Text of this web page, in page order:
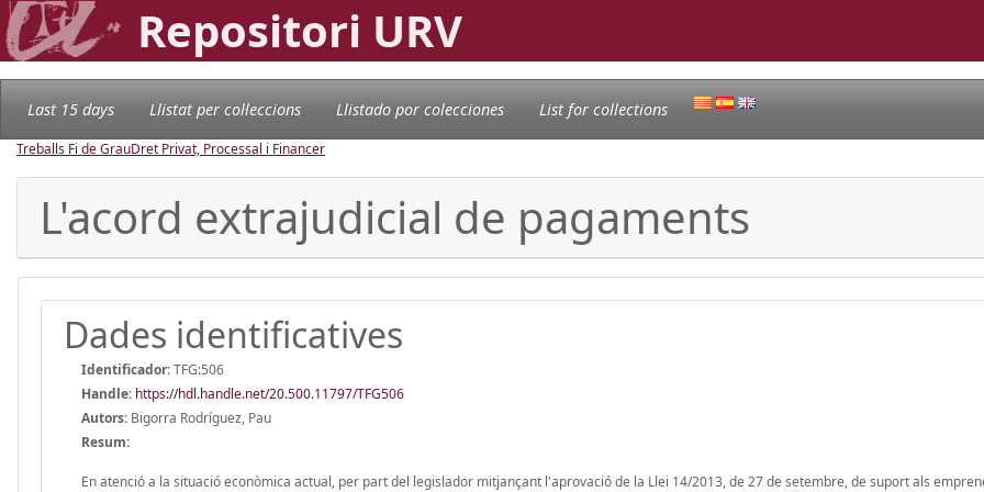
Repositori URV
Last 15 days Llistat per col·leccions Llistado por colecciones List for collections
Treballs Fi de GrauDret Privat, Processal i Financer
L'acord extrajudicial de pagaments
Dades identificatives
Identificador:TFG:506
Handle: https://hdl.handle.net/20.500.11797/TFG506
Autors: Bigorra Rodríguez, Pau
Resum:
En atenció a la situació econòmica actual, per part del legislador mitjançant l'aprovació de la Llei 14/2013, de 27 de setembre, de suport als